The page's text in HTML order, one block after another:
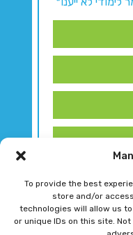
To provide the best
store and/or
technologies will allow us
or unique IDs on this site.